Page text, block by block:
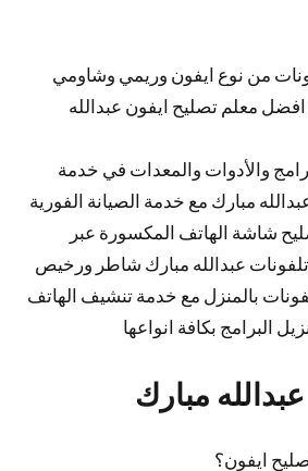
من نوع ايفون وريمي وشاومي
معلم تصليح ايفون عبدالله
والأدوات والمعدات في خدمة
مبارك مع خدمة الصيانة الفورية
شاشة الهاتف المكسورة عبر
عبدالله مبارك شاطر ورخيص
بالمنزل مع خدمة تنشيف الهاتف
البرامج بكافة انواعها
مبارك
ايفون؟